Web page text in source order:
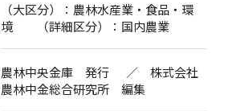
（大区分）：農林水産業・食品・環
境 （詳細区分）：国内農業
農林中央金庫 発行 ／ 株式会社
農林中金総合研究所 編集